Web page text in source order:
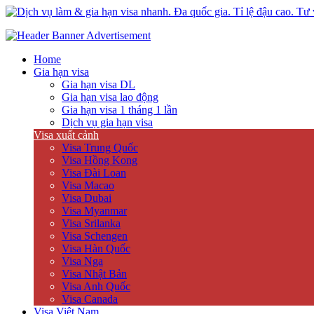
Dịch vụ làm & gia hạn visa nhanh. Đa quốc gia. Tỉ lệ đậu cao. Tư
Home
Gia hạn visa
Gia hạn visa DL
Gia hạn visa lao động
Gia hạn visa 1 tháng 1 lần
Dịch vụ gia hạn visa
Visa xuất cảnh
Visa Trung Quốc
Visa Hồng Kong
Visa Đài Loan
Visa Macao
Visa Dubai
Visa Myanmar
Visa Srilanka
Visa Schengen
Visa Hàn Quốc
Visa Nga
Visa Nhật Bản
Visa Anh Quốc
Visa Canada
Visa Việt Nam